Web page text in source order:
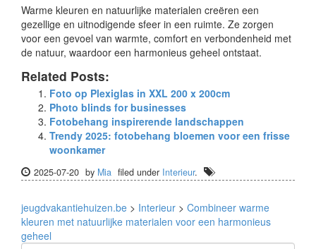
Warme kleuren en natuurlijke materialen creëren een
gezellige en uitnodigende sfeer in een ruimte. Ze zorgen
voor een gevoel van warmte, comfort en verbondenheid met
de natuur, waardoor een harmonieus geheel ontstaat.
Related Posts:
Foto op Plexiglas in XXL 200 x 200cm
Photo blinds for businesses
Fotobehang inspirerende landschappen
Trendy 2025: fotobehang bloemen voor een frisse
woonkamer
2025-07-20 by Mia filed under Interieur.
jeugdvakantiehuizen.be > Interieur > Combineer warme
kleuren met natuurlijke materialen voor een harmonieus
geheel